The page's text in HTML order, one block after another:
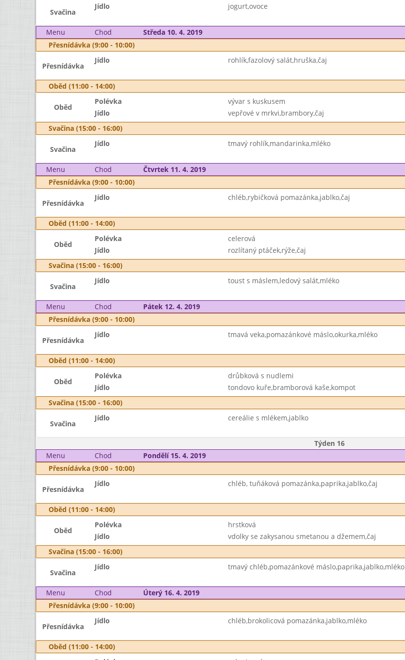
Svačina
Jídlo jogurt,ovoce
Menu Chod Středa 10. 4. 2019
Přesnídávka (9:00 - 10:00)
Přesnídávka
Jídlo rohlík,fazolový salát,hruška,čaj
Oběd (11:00 - 14:00)
Oběd
Polévka vývar s kuskusem
Jídlo
vepřové v mrkvi,brambory,čaj
Svačina (15:00 - 16:00)
Svačina
Jídlo tmavý rohlík,mandarinka,mléko
Menu Chod Čtvrtek 11. 4. 2019
Přesnídávka (9:00 - 10:00)
Přesnídávka
Jídlo chléb,rybičková pomazánka,jablko,čaj
Oběd (11:00 - 14:00)
Oběd
Polévka celerová
Jídlo
rozlítaný ptáček,rýže,čaj
Svačina (15:00 - 16:00)
Svačina
Jídlo toust s máslem,ledový salát,mléko
Menu Chod Pátek 12. 4. 2019
Přesnídávka (9:00 - 10:00)
Přesnídávka
Jídlo tmavá veka,pomazánkové máslo,okurka,mléko
Oběd (11:00 - 14:00)
Oběd
Polévka drůbková s nudlemi
Jídlo
tondovo kuře,bramborová kaše,kompot
Svačina (15:00 - 16:00)
Svačina
Jídlo cereálie s mlékem,jablko
Týden 16
Menu
Chod Pondělí 15. 4. 2019
Přesnídávka (9:00 - 10:00)
Přesnídávka
Jídlo chléb, tuňáková pomazánka,paprika,jablko,čaj
Oběd (11:00 - 14:00)
Oběd
Polévka hrstková
Jídlo
vdolky se zakysanou smetanou a džemem,čaj
Svačina (15:00 - 16:00)
Svačina
Jídlo tmavý chléb,pomazánkové máslo,paprika,jablko,mléko
Menu Chod Úterý 16. 4. 2019
Přesnídávka (9:00 - 10:00)
Přesnídávka
Jídlo chléb,brokolicová pomazánka,jablko,mléko
Oběd (11:00 - 14:00)